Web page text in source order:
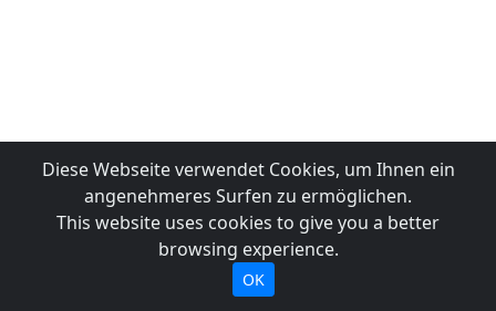
Diese Webseite verwendet Cookies, um Ihnen ein
angenehmeres Surfen zu ermöglichen.
This website uses cookies to give you a better
browsing experience.
OK